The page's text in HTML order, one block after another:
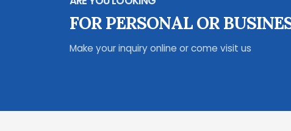
FOR PERSONAL OR
Make your inquiry online or come visit us